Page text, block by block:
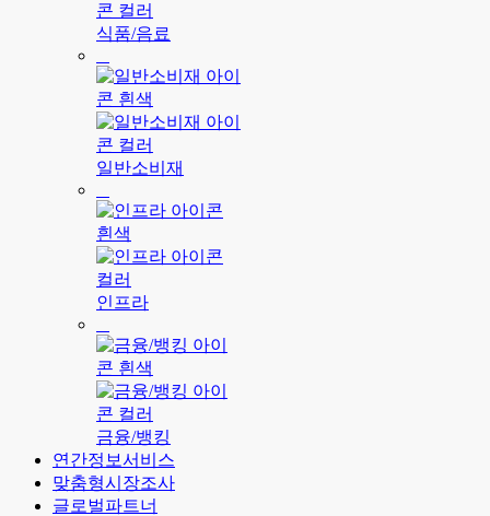
식품/음료
일반소비재
인프라
금융/뱅킹
연간정보서비스
맞춤형시장조사
글로벌파트너